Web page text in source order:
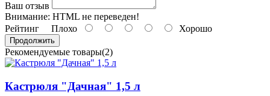
Ваш отзыв
Внимание: HTML не переведен!
Рейтинг Плохо Хорошо
Продолжить
Рекомендуемые товары(2)
Кастрюля "Дачная" 1,5 л